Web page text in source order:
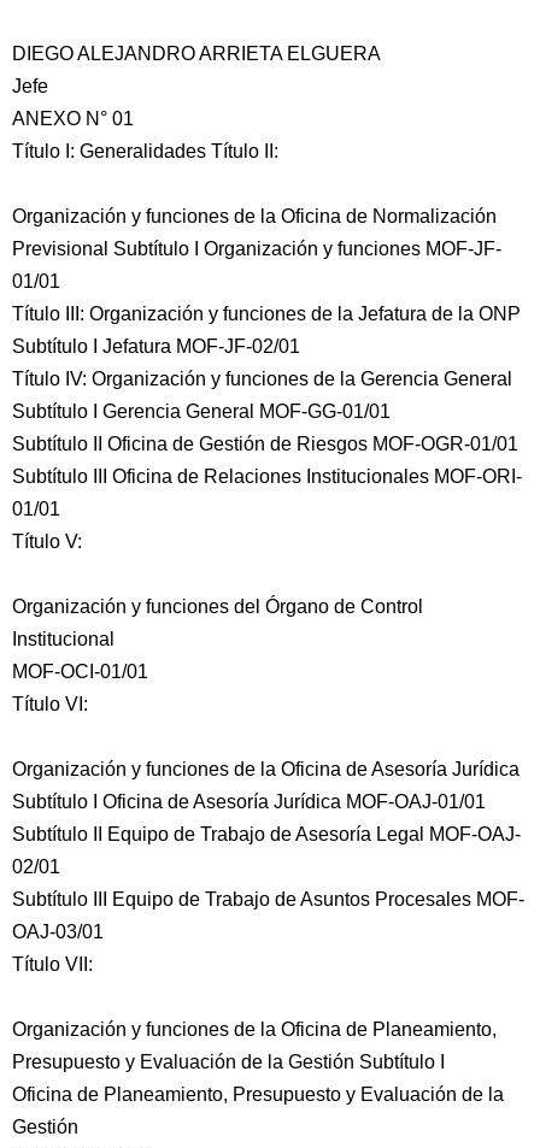
DIEGO ALEJANDRO ARRIETA ELGUERA
Jefe
ANEXO N° 01
Título I: Generalidades Título II:
Organización y funciones de la Oficina de Normalización
Previsional Subtítulo I Organización y funciones MOF-JF-
01/01
Título III: Organización y funciones de la Jefatura de la ONP
Subtítulo I Jefatura MOF-JF-02/01
Título IV: Organización y funciones de la Gerencia General
Subtítulo I Gerencia General MOF-GG-01/01
Subtítulo II Oficina de Gestión de Riesgos MOF-OGR-01/01
Subtítulo III Oficina de Relaciones Institucionales MOF-ORI-
01/01
Título V:
Organización y funciones del Órgano de Control
Institucional
MOF-OCI-01/01
Título VI:
Organización y funciones de la Oficina de Asesoría Jurídica
Subtítulo I Oficina de Asesoría Jurídica MOF-OAJ-01/01
Subtítulo II Equipo de Trabajo de Asesoría Legal MOF-OAJ-
02/01
Subtítulo III Equipo de Trabajo de Asuntos Procesales MOF-
OAJ-03/01
Título VII:
Organización y funciones de la Oficina de Planeamiento,
Presupuesto y Evaluación de la Gestión Subtítulo I
Oficina de Planeamiento, Presupuesto y Evaluación de la
Gestión